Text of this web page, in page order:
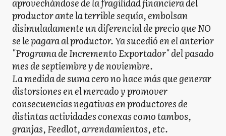
aprovechándose de la fragilidad financiera del
productor ante la terrible sequía, embolsan
disimuladamente un diferencial de precio que NO
se le pagara al productor. Ya sucedió en el anterior
"Programa de Incremento Exportador" del pasado
mes de septiembre y de noviembre.
La medida de suma cero no hace más que generar
distorsiones en el mercado y promover
consecuencias negativas en productores de
distintas actividades conexas como tambos,
granjas, Feedlot, arrendamientos, etc.